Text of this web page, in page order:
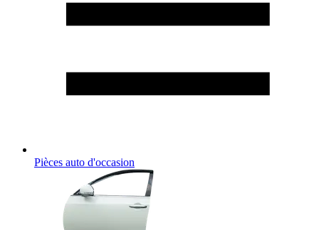
Pièces auto d'occasion